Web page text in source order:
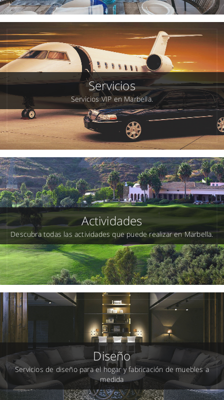
Servicios
Servicios VIP en Marbella.
Actividades
Descubra todas las actividades que puede realizar en Marbella.
Diseño
Servicios de diseño para el hogar y fabricación de muebles a
medida